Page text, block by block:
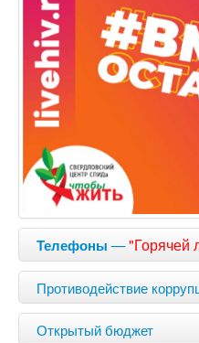
Телефоны —"Горячей
Противодействие
Открытый бюджет